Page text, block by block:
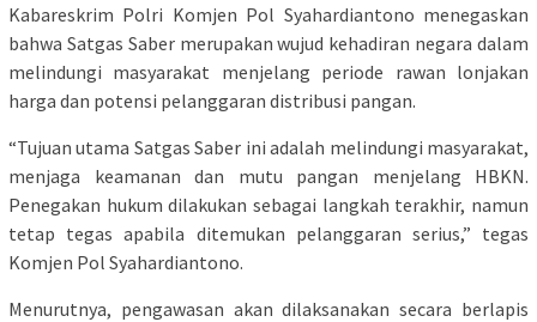
Kabareskrim Polri Komjen Pol Syahardiantono menegaskan
bahwa Satgas Saber merupakan wujud kehadiran negara dalam
melindungi masyarakat menjelang periode rawan lonjakan
harga dan potensi pelanggaran distribusi pangan.
“Tujuan utama Satgas Saber ini adalah melindungi masyarakat,
menjaga keamanan dan mutu pangan menjelang HBKN.
Penegakan hukum dilakukan sebagai langkah terakhir, namun
tetap tegas apabila ditemukan pelanggaran serius,” tegas
Komjen Pol Syahardiantono.
Menurutnya, pengawasan akan dilaksanakan secara berlapis